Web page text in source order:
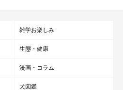
雑学お楽しみ
生態・健康
漫画・コラム
犬図鑑